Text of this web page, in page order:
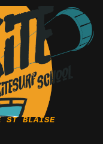
ST BLAISE